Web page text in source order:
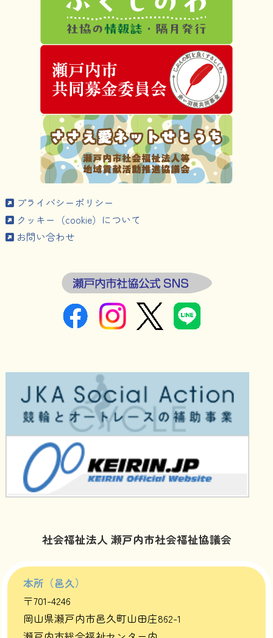
プライバシーポリシー
クッキー（cookie）について
お問い合わせ
社会福祉法人 瀬戸内市社会福祉協議会
本所（邑久）
〒701-4246
岡山県瀬戸内市邑久町山田庄862-1